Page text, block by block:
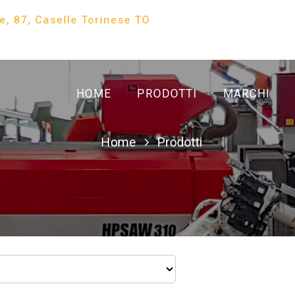
87, Caselle Torinese TO
HOME PRODOTTI MARCHI
Home Prodotti